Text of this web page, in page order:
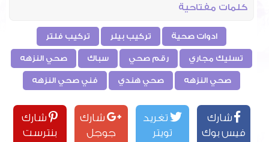
كلمات مفتاحية
ادوات صحية تركيب بيلر
تركيب فلتر
تسليك مجاري
رقم صحي سباك
صحي النزهه
صحي النزهه
صحي هندي فني صحي النزهه
شارك
فيس بوك
تغريد
تويتر
شارك
جوجل
شارك
بنترست